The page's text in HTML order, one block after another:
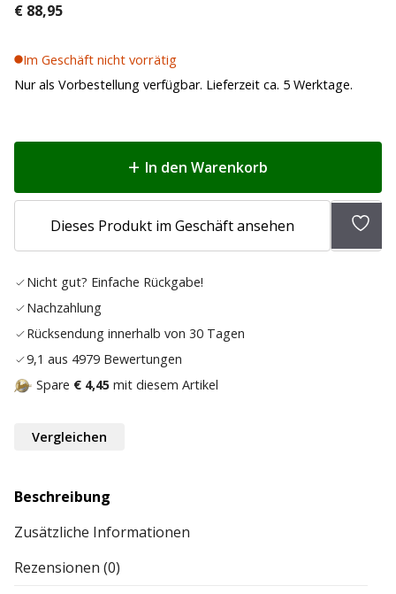
€ 88,95
Im Geschäft nicht vorrätig
Nur als Vorbestellung verfügbar. Lieferzeit ca. 5 Werktage.
In den Warenkorb
Dieses Produkt im Geschäft ansehen
Zur
Nicht gut? Einfache Rückgabe!
Nachzahlung
Rücksendung innerhalb von 30 Tagen
9,1 aus 4979 Bewertungen
Spare € 4,45 mit diesem Artikel
Vergleichen
Beschreibung
Zusätzliche Informationen
Rezensionen (0)